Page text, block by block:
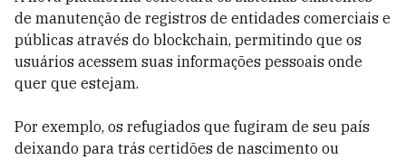
de manutenção de registros de entidades comerciais e
públicas através do blockchain, permitindo que os
usuários acessem suas informações pessoais onde
quer que estejam.
Por exemplo, os refugiados que fugiram de seu país
deixando para trás certidões de nascimento ou